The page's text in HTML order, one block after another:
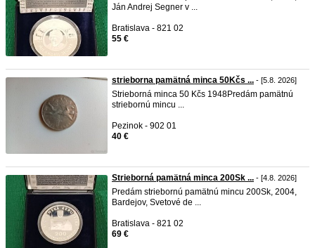
Ján Andrej Segner v ...
Bratislava - 821 02
55 €
strieborna pamätná minca 50Kčs ... - [5.8. 2026]
Strieborná minca 50 Kčs 1948 ​ Predám pamätnú
striebornú mincu ...
Pezinok - 902 01
40 €
Strieborná pamätná minca 200Sk ... - [4.8. 2026]
Predám striebornú pamätnú mincu 200Sk, 2004,
Bardejov, Svetové de ...
Bratislava - 821 02
69 €